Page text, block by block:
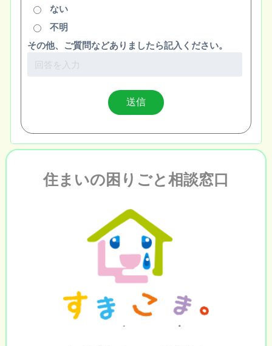
ない
不明
その他、ご質問などありましたら記入ください。
住まいの困りごと相談窓口